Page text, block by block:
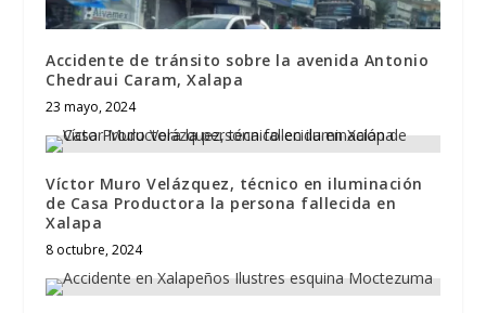
Accidente de tránsito sobre la avenida Antonio
Chedraui Caram, Xalapa
23 mayo, 2024
Víctor Muro Velázquez, técnico en iluminación
de Casa Productora la persona fallecida en
Xalapa
8 octubre, 2024